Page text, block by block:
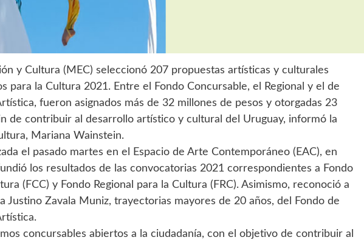
y Cultura (MEC) seleccionó 207 propuestas artísticas y culturales
para la Cultura 2021. Entre el Fondo Concursable, el Regional y el de
fueron asignados más de 32 millones de pesos y otorgadas 23
de contribuir al desarrollo artístico y cultural del Uruguay, informó la
Mariana Wainstein.
el pasado martes en el Espacio de Arte Contemporáneo (EAC), en
los resultados de las convocatorias 2021 correspondientes a Fondo
(FCC) y Fondo Regional para la Cultura (FRC). Asimismo, reconoció a
Justino Zavala Muniz, trayectorias mayores de 20 años, del Fondo de
concursables abiertos a la ciudadanía, con el objetivo de contribuir al